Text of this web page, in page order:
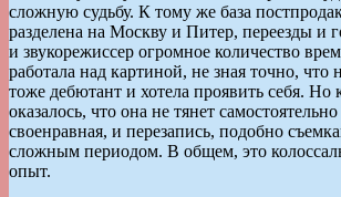
сложную судьбу. К тому же база
разделена на Москву и Питер, переезды и
и звукорежиссер огромное количество
работала над картиной, не зная точно, что
тоже дебютант и хотела проявить себя. Но
оказалось, что она не тянет
своенравная, и перезапись, подобно
сложным периодом. В общем, это
опыт.